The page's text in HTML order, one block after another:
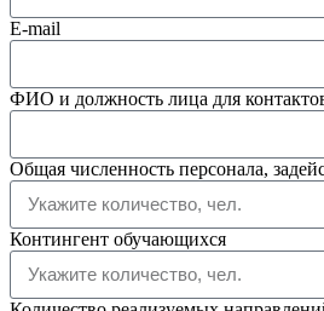
E-mail
ФИО и должность лица для
Общая численность персонала,
Контингент обучающихся